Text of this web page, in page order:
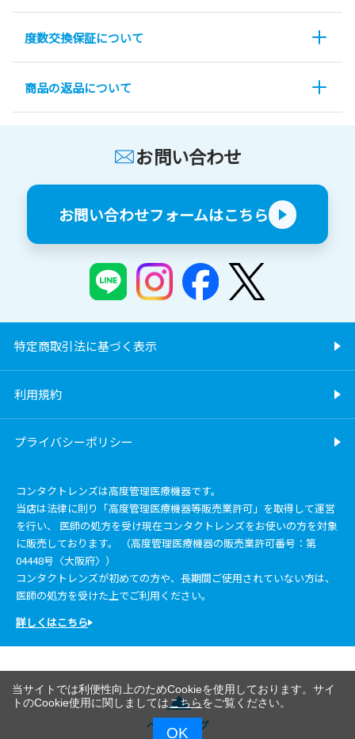
度数交換保証について
商品の返品について
お問い合わせ
お問い合わせフォームはこちら
特定商取引法に基づく表示
利用規約
プライバシーポリシー
コンタクトレンズは高度管理医療機器です。
当店は法律に則り「高度管理医療機器等販売業許可」を取得して運営
を行い、 医師の処方を受け現在コンタクトレンズをお使いの方を対象
に販売しております。 （高度管理医療機器の販売業許可番号：第
04448号〈大阪府〉）
コンタクトレンズが初めての方や、長期間ご使用されていない方は、
医師の処方を受けた上でご利用ください。
詳しくはこちら
ページトップ
当サイトでは利便性向上のためCookieを使用しております。サイ
トのCookie使用に関しましてはこちらをご覧ください。
OK